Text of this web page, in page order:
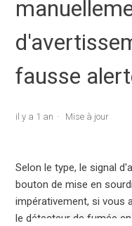
fausse
il y a 1 an Mise à jour
Selon le type, le signal
bouton de mise en
impérativement, si vous
le détecteur de fumée